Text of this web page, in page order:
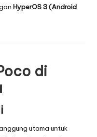
HyperOS 3 (Android
di
utama untuk